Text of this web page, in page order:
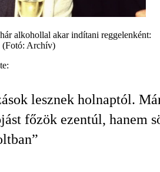
alkohollal akar indítani reggelenként:
(Fotó: Archív)
lesznek holnaptól.
főzök ezentúl, hanem